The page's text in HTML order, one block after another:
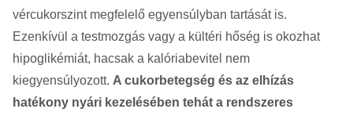
vércukorszint megfelelő egyensúlyban tartását is.
Ezenkívül a testmozgás vagy a kültéri hőség is okozhat
hipoglikémiát, hacsak a kalóriabevitel nem
kiegyensúlyozott. A cukorbetegség és az elhízás
hatékony nyári kezelésében tehát a rendszeres